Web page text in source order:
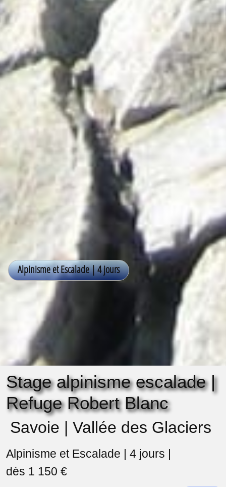
Stage alpinisme escalade |
Refuge Robert Blanc
Savoie | Vallée des Glaciers
Alpinisme et Escalade | 4 jours |
dès 1 150 €